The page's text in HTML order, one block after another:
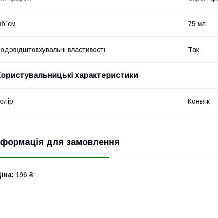
75 мл
властивості Так
характеристики
Коньяк
для замовлення
196 ₴